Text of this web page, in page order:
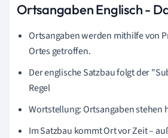
Ortsangaben Englisch -
Ortsangaben werden mithilfe von
Ortes getroffen.
Der englische Satzbau folgt der
Regel
Wortstellung: Ortsangaben stehen
Im Satzbau kommt Ort vor Zeit –